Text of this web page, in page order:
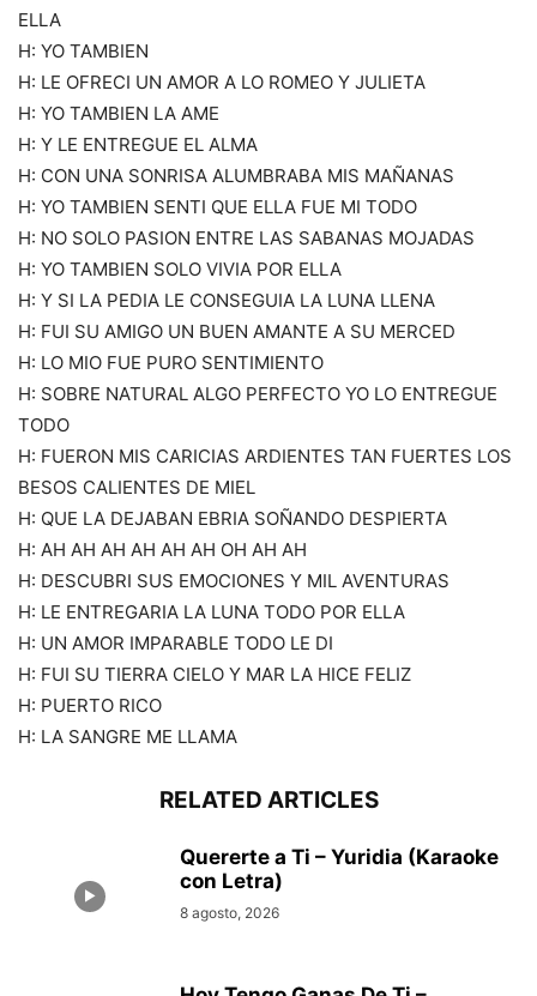
ELLA
H: YO TAMBIEN
H: LE OFRECI UN AMOR A LO ROMEO Y JULIETA
H: YO TAMBIEN LA AME
H: Y LE ENTREGUE EL ALMA
H: CON UNA SONRISA ALUMBRABA MIS MAÑANAS
H: YO TAMBIEN SENTI QUE ELLA FUE MI TODO
H: NO SOLO PASION ENTRE LAS SABANAS MOJADAS
H: YO TAMBIEN SOLO VIVIA POR ELLA
H: Y SI LA PEDIA LE CONSEGUIA LA LUNA LLENA
H: FUI SU AMIGO UN BUEN AMANTE A SU MERCED
H: LO MIO FUE PURO SENTIMIENTO
H: SOBRE NATURAL ALGO PERFECTO YO LO ENTREGUE
TODO
H: FUERON MIS CARICIAS ARDIENTES TAN FUERTES LOS
BESOS CALIENTES DE MIEL
H: QUE LA DEJABAN EBRIA SOÑANDO DESPIERTA
H: AH AH AH AH AH AH OH AH AH
H: DESCUBRI SUS EMOCIONES Y MIL AVENTURAS
H: LE ENTREGARIA LA LUNA TODO POR ELLA
H: UN AMOR IMPARABLE TODO LE DI
H: FUI SU TIERRA CIELO Y MAR LA HICE FELIZ
H: PUERTO RICO
H: LA SANGRE ME LLAMA
RELATED ARTICLES
Quererte a Ti – Yuridia (Karaoke
con Letra)
8 agosto, 2026